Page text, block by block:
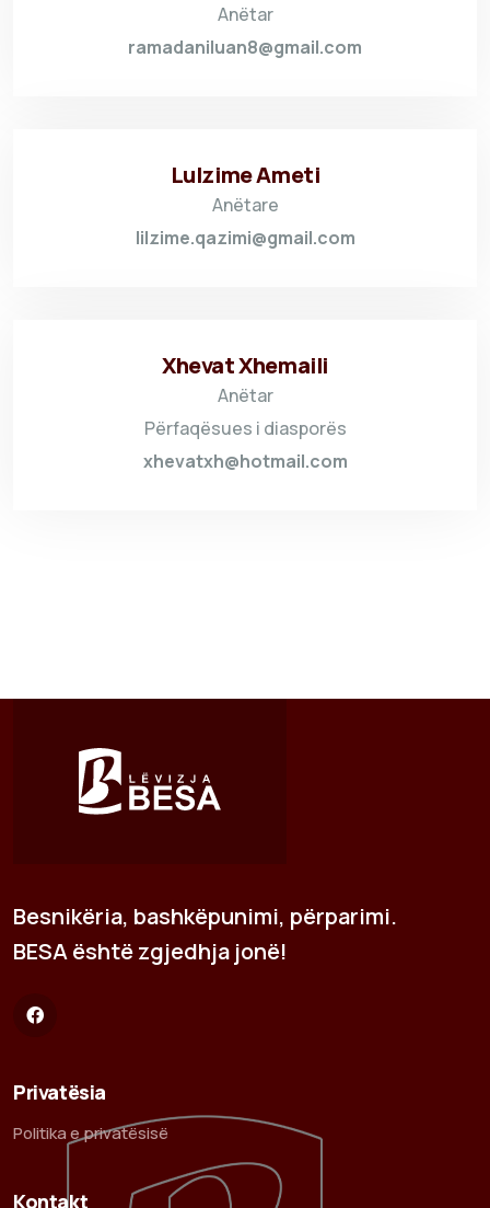
Anëtar
ramadaniluan8@gmail.com
Lulzime Ameti
Anëtare
lilzime.qazimi@gmail.com
Xhevat Xhemaili
Anëtar
Përfaqësues i diasporës
xhevatxh@hotmail.com
Besnikëria, bashkëpunimi, përparimi.
BESA është zgjedhja jonë!
Privatësia
Politika e privatësisë
Kontakt